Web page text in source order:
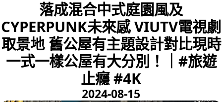
落成混合中式庭園風及
CYPERPUNK未來感 VIUTV電視劇
取景地 舊公屋有主題設計對比現時
一式一樣公屋有大分別！｜#旅遊
止癮 #4K
2024-08-15